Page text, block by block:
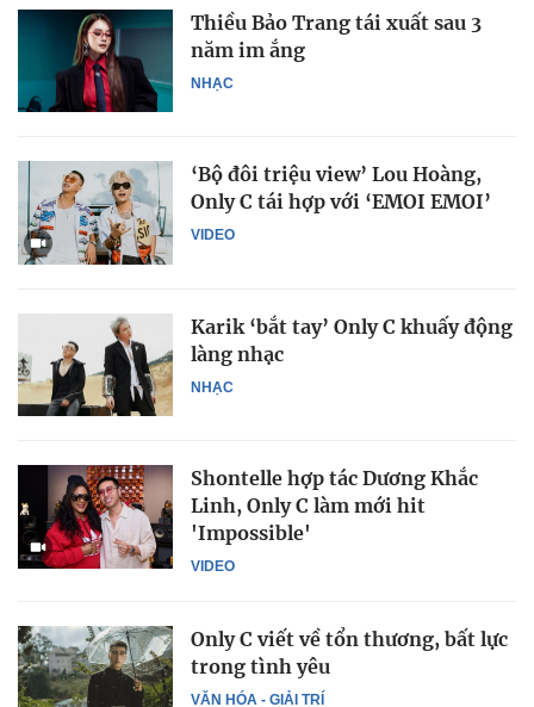
NHẠC
Thiều Bảo Trang tái xuất sau 3
năm im ắng
VIDEO
‘Bộ đôi triệu view’ Lou Hoàng,
Only C tái hợp với ‘EMOI EMOI’
NHẠC
Karik ‘bắt tay’ Only C khuấy động
làng nhạc
VIDEO
Shontelle hợp tác Dương Khắc
Linh, Only C làm mới hit
'Impossible'
VĂN HÓA - GIẢI TRÍ
Only C viết về tổn thương, bất lực
trong tình yêu